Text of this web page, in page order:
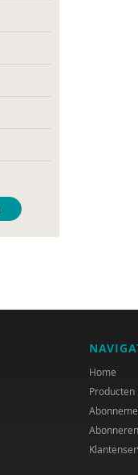
Home
Producten
Abonneren